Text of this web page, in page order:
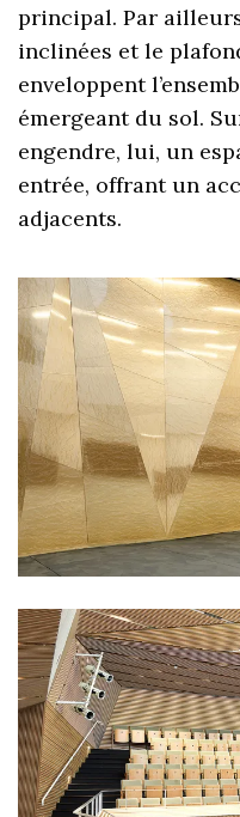
principal. Par
inclinées et le
enveloppent
émergeant du sol.
engendre, lui, un
entrée, offrant un
adjacents.